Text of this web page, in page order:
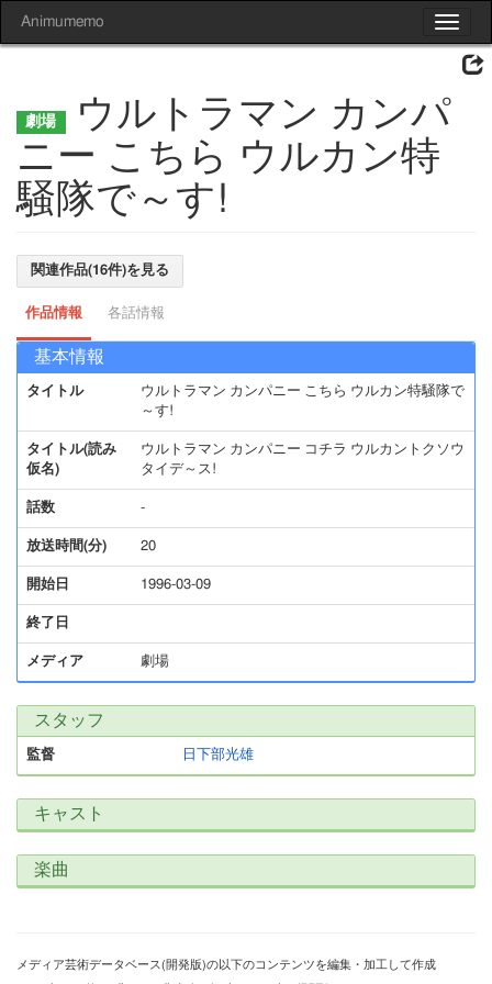
Toggle
Animumemo
ウルトラマン カンパ
ニー こちら ウルカン特
騒隊で～す!
関連作品(16件)を見る
作品情報 各話情報
基本情報
タイトル
ウルトラマン カンパニー こちら ウルカン特騒隊で
～す!
タイトル(読み
仮名)
ウルトラマン カンパニー コチラ ウルカントクソウ
タイデ～ス!
話数 -
放送時間(分) 20
開始日 1996-03-09
終了日
メディア 劇場
スタッフ
監督 日下部光雄
キャスト
楽曲
メディア芸術データベース(開発版)の以下のコンテンツを編集・加工して作成